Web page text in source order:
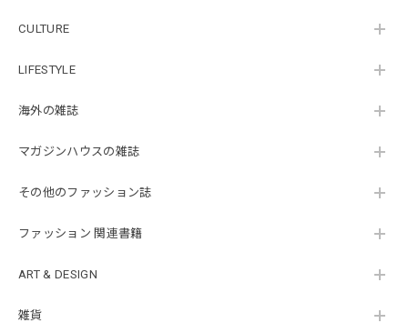
CULTURE
LIFESTYLE
海外の雑誌
マガジンハウスの雑誌
その他のファッション誌
ファッション 関連書籍
ART & DESIGN
雑貨